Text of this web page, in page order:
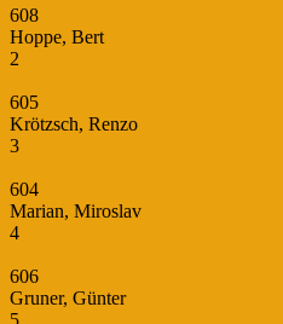
608
Hoppe, Bert
2
605
Krötzsch, Renzo
3
604
Marian, Miroslav
4
606
Gruner, Günter
5